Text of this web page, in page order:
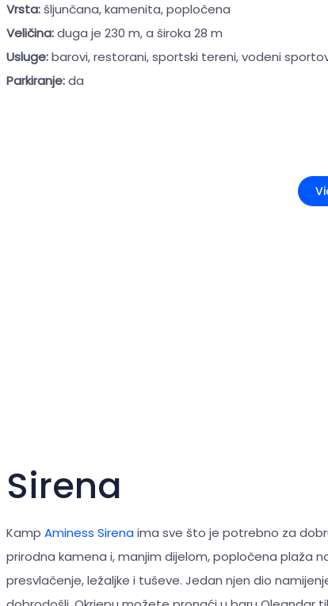
Vrsta:šljunčana, kamenita, popločena
Veličina:duga je 230 m, a široka 28 m
Usluge:barovi, restorani, sportski tereni, vodeni
Parkiranje:da
Sirena
Kamp Aminess Sirenaima sve što je potrebno za
prirodna kamena i, manjim dijelom, popločena plaža
presvlačenje, ležaljke i tuševe. Jedan njen dio